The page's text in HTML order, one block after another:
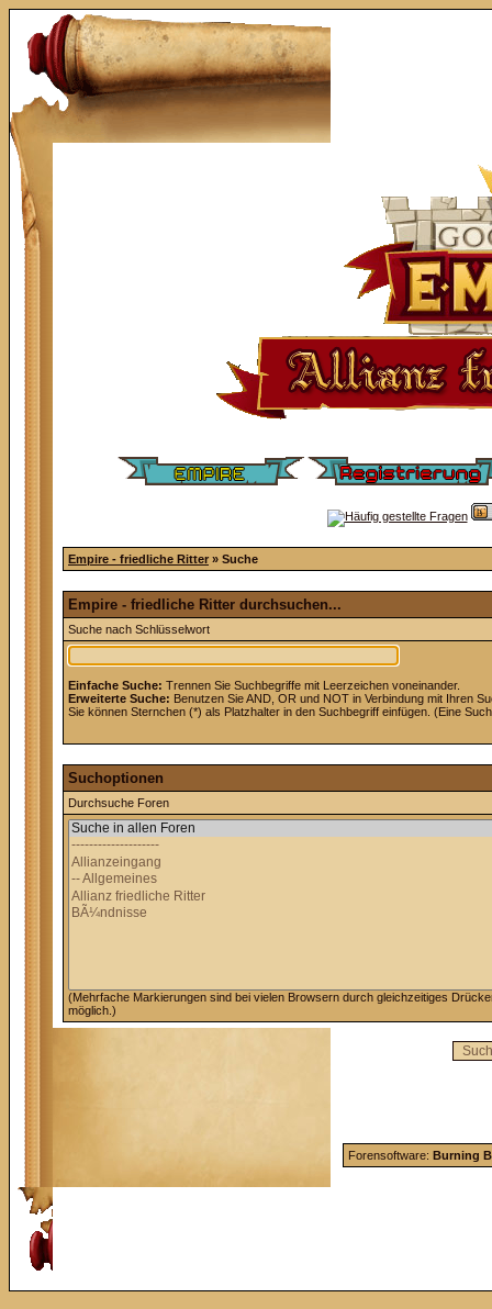
Empire - friedliche Ritter » Suche
Empire - friedliche Ritter durchsuchen...
Suche nach Schlüsselwort
Einfache Suche: Trennen Sie Suchbegriffe mit Leerzeichen voneinander.
Erweiterte Suche: Benutzen Sie AND, OR und NOT in Verbindung mit Ihren
Sie können Sternchen (*) als Platzhalter in den Suchbegriff einfügen. (Eine
Suchoptionen
Durchsuche Foren
(Mehrfache Markierungen sind bei vielen Browsern durch gleichzeitiges
möglich.)
Forensoftware: Burning